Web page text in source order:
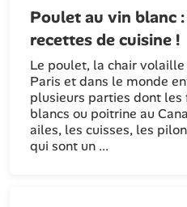
Poulet au vin blanc
recettes de cuisine !
Le poulet, la chair
Paris et dans le monde
plusieurs parties dont
blancs ou poitrine au
ailes, les cuisses, les
qui sont un ...